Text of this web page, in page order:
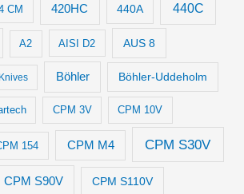
CM 420HC 440A 440C
A2 AISI D2 AUS 8
Böhler Böhler-Uddeholm
CPM 3V CPM 10V
154 CPM M4 CPM S30V
CPM S90V CPM S110V